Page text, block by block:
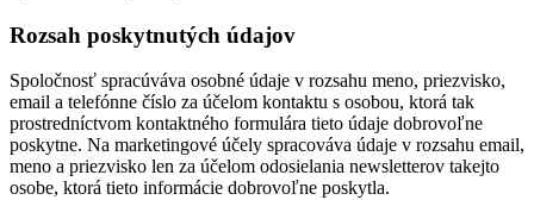
Rozsah poskytnutých údajov
Spoločnosť spracúváva osobné údaje v rozsahu meno, priezvisko,
email a telefónne číslo za účelom kontaktu s osobou, ktorá tak
prostredníctvom kontaktného formulára tieto údaje dobrovoľne
poskytne. Na marketingové účely spracováva údaje v rozsahu email,
meno a priezvisko len za účelom odosielania newsletterov takejto
osobe, ktorá tieto informácie dobrovoľne poskytla.